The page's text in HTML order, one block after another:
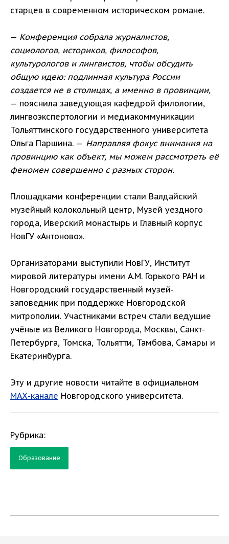
старцев в современном историческом романе.
— Конференция собрала журналистов,
социологов, историков, философов,
культурологов и лингвистов, чтобы обсудить
общую идею: подлинная культура России
создается не в столицах, а именно в провинции,
— пояснила заведующая кафедрой филологии,
лингвоэкспертологии и медиакоммуникации
Тольяттинского государственного университета
Ольга Паршина. — Направляя фокус внимания на
провинцию как объект, мы можем рассмотреть её
феномен совершенно с разных сторон.
Площадками конференции стали Валдайский
музейный колокольный центр, Музей уездного
города, Иверский монастырь и Главный корпус
НовГУ «Антоново».
Организаторами выступили НовГУ, Институт
мировой литературы имени А.М. Горького РАН и
Новгородский государственный музей-
заповедник при поддержке Новгородской
митрополии. Участниками встреч стали ведущие
учёные из Великого Новгорода, Москвы, Санкт-
Петербурга, Томска, Тольятти, Тамбова, Самары и
Екатеринбурга.
Эту и другие новости читайте в официальном
МАХ-канале Новгородского университета.
Рубрика:
Образование